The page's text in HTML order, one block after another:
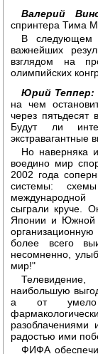
Валерий
спринтера Тима
В следующем
важнейших
взглядом на
олимпийских
Юрий Теппер:
на чем
через
Будут ли
экстравагантные
Но наверняка
воедино мир
2002 года
системы:
сыграли круче.
Японии и Южной
более всего
несомненно,
мир!"
наибольшую
а от умело
разоблачениями
радостью ими
ФИФА